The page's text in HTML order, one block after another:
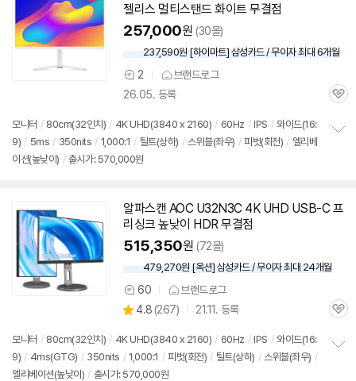
젤리스 멀티스탠드 화이트 무결점
257,000원 (30몰)
237,590원 [하이마트] 삼성카드 / 무이자 최대 6개월
상
품
견
2
브랜드로그
26.05. 등록
관
모니터 / 80cm(32인치) / 4K UHD(3840 x 2160) / 60Hz / IPS / 와이드(16:
9) / 5ms / 350nits / 1,000:1 / 틸트(상하) / 스위블(좌우) / 피벗(회전) / 엘리베
이션(높낮이) / 출시가: 570,000원
기
알파스캔 AOC U32N3C 4K UHD USB-C 프
리싱크 높낮이 HDR 무결점
515,350원 (72몰)
479,270원 [옥션] 삼성카드 / 무이자 최대 24개월
상
품
견
60 브랜드로그
별
점
4.8 (상
리
뷰
267) 21.11. 등록
관
모니터 / 80cm(32인치) / 4K UHD(3840 x 2160) / 60Hz / IPS / 와이드(16:
9) / 4ms(GTG) / 350nits / 1,000:1 / 피벗(회전) / 틸트(상하) / 스위블(좌우) /
엘리베이션(높낮이) / 출시가: 570,000원